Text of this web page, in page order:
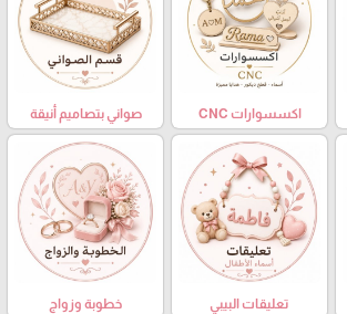
اكسسوارات CNC صواني بتصاميم أنيقة
تعليقات البيبي خطوبة وزواج